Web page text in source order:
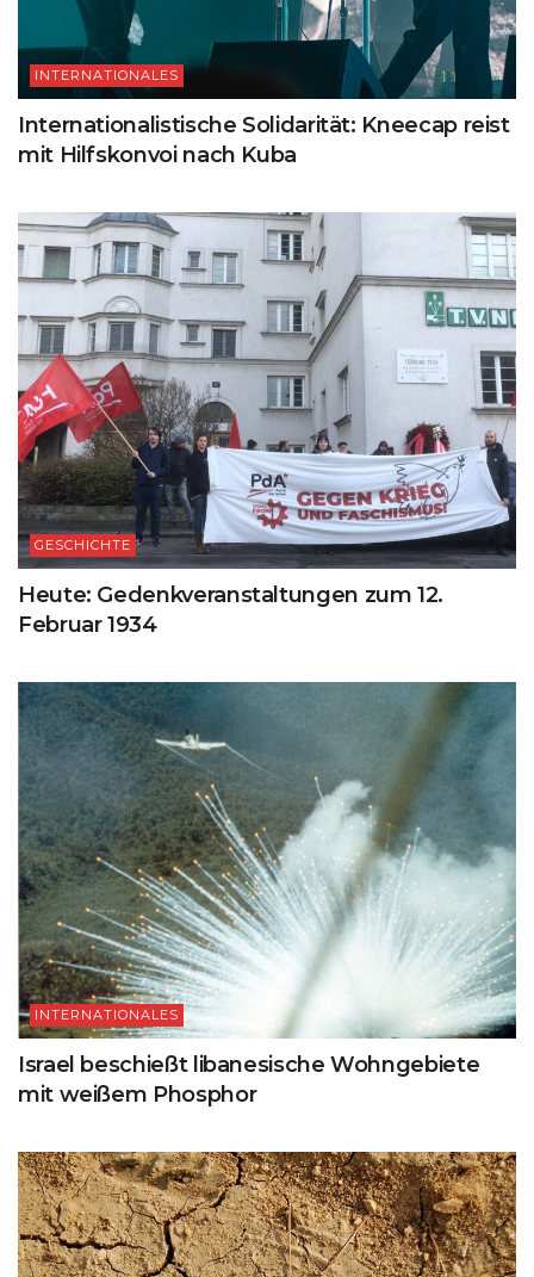
INTERNATIONALES
Internationalistische Solidarität: Kneecap reist
mit Hilfskonvoi nach Kuba
GESCHICHTE
Heute: Gedenkveranstaltungen zum 12.
Februar 1934
INTERNATIONALES
Israel beschießt libanesische Wohngebiete
mit weißem Phosphor